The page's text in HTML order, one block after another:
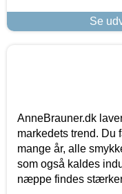
Se
AnneBrauner.dk
markedets trend. Du
mange år, alle
som også kaldes
næppe findes